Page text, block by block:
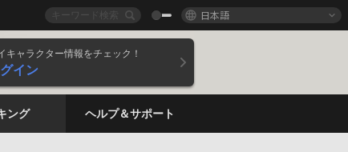
日本語
キャラクター情報をチェック！
イン
ング ヘルプ＆サポート